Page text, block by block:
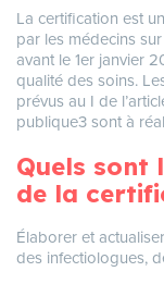
La certification est
par les médecins
avant le 1er janvier
qualité des soins.
prévus au I de
publique3 sont à
Quels sont
de la
Élaborer et
des infectiologues,